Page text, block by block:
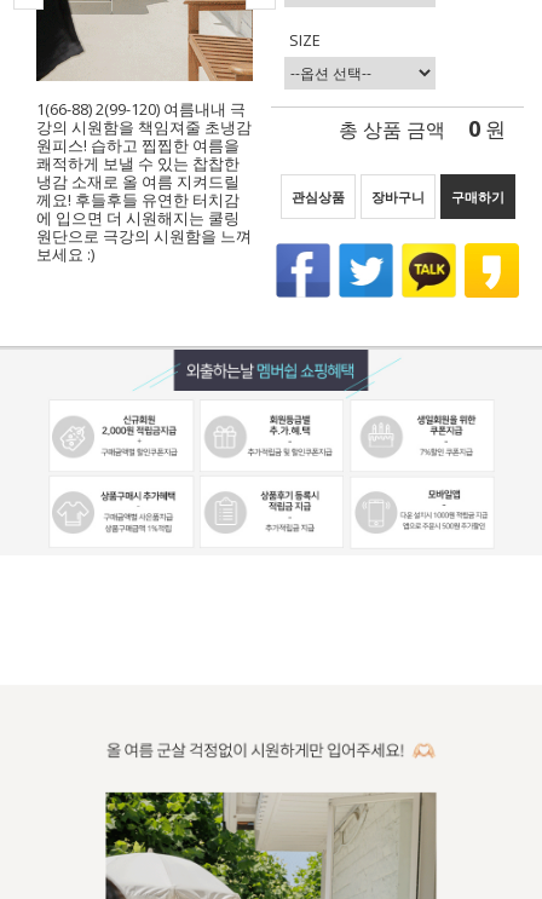
1(66-88) 2(99-120) 여름내내 극
강의 시원함을 책임져줄 초냉감
원피스! 습하고 찝찝한 여름을
쾌적하게 보낼 수 있는 찹찹한
냉감 소재로 올 여름 지켜드릴
께요! 후들후들 유연한 터치감
에 입으면 더 시원해지는 쿨링
원단으로 극강의 시원함을 느껴
보세요 :)
SIZE
총 상품 금액 0 원
관심상품 장바구니 구매하기